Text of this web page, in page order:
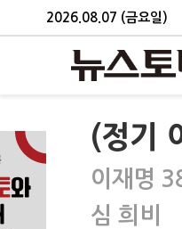
2026.08.07 (금요일)
(정기
이재명
심 희비